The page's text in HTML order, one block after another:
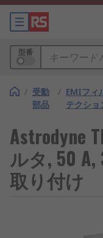
型番
/ 受動
部品
/ EMIフィ
テクショ
Astrodyne
ルタ, 50 A,
取り付け